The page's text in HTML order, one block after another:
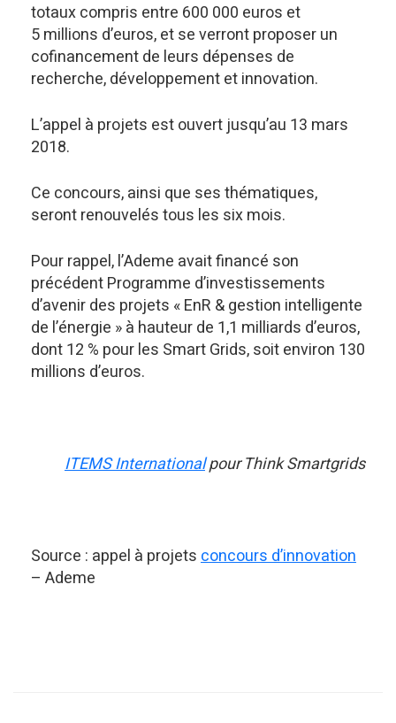
totaux compris entre 600 000 euros et
5 millions d’euros, et se verront proposer un
cofinancement de leurs dépenses de
recherche, développement et innovation.
L’appel à projets est ouvert jusqu’au 13 mars
2018.
Ce concours, ainsi que ses thématiques,
seront renouvelés tous les six mois.
Pour rappel, l’Ademe avait financé son
précédent Programme d’investissements
d’avenir des projets « EnR & gestion intelligente
de l’énergie » à hauteur de 1,1 milliards d’euros,
dont 12 % pour les Smart Grids, soit environ 130
millions d’euros.
ITEMS Internationalpour Think Smartgrids
Source : appel à projetsconcours d’innovation
– Ademe